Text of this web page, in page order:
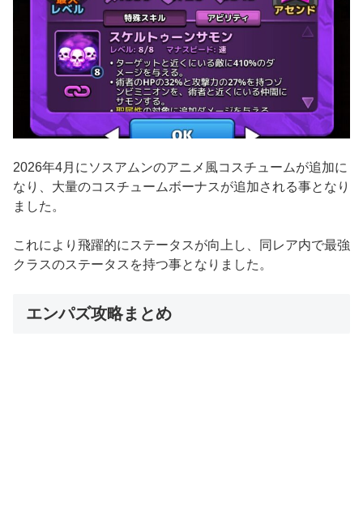
2026年4月にソスアムンのアニメ風コスチュームが追加に
なり、大量のコスチュームボーナスが追加される事となり
ました。
これにより飛躍的にステータスが向上し、同レア内で最強
クラスのステータスを持つ事となりました。
エンパズ攻略まとめ